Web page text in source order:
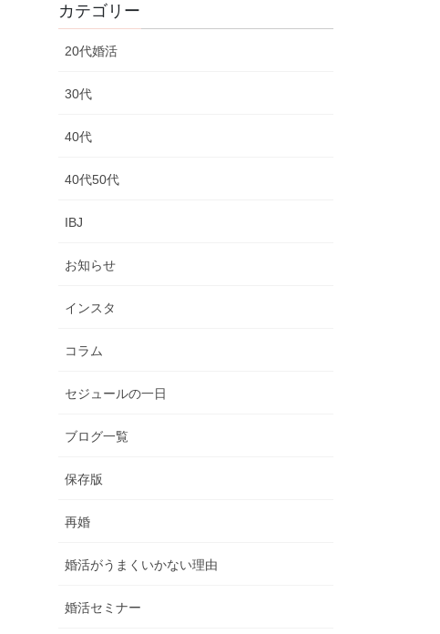
カテゴリー
20代婚活
30代
40代
40代50代
IBJ
お知らせ
インスタ
コラム
セジュールの一日
ブログ一覧
保存版
再婚
婚活がうまくいかない理由
婚活セミナー